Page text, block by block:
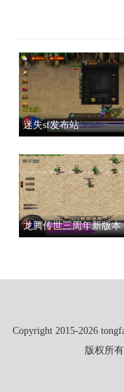
迷失sf发布站
龙腾传世三周年新版本
Copyright 2015-2026
版权所有